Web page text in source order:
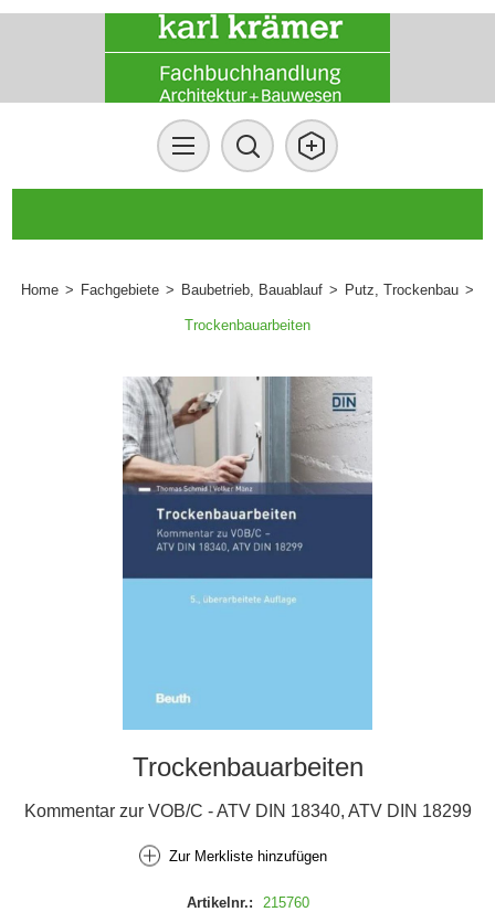
Home > Fachgebiete > Baubetrieb, Bauablauf > Putz, Trockenbau >
Trockenbauarbeiten
Trockenbauarbeiten
Kommentar zur VOB/C - ATV DIN 18340, ATV DIN 18299
Zur Merkliste hinzufügen
Artikelnr.: 215760